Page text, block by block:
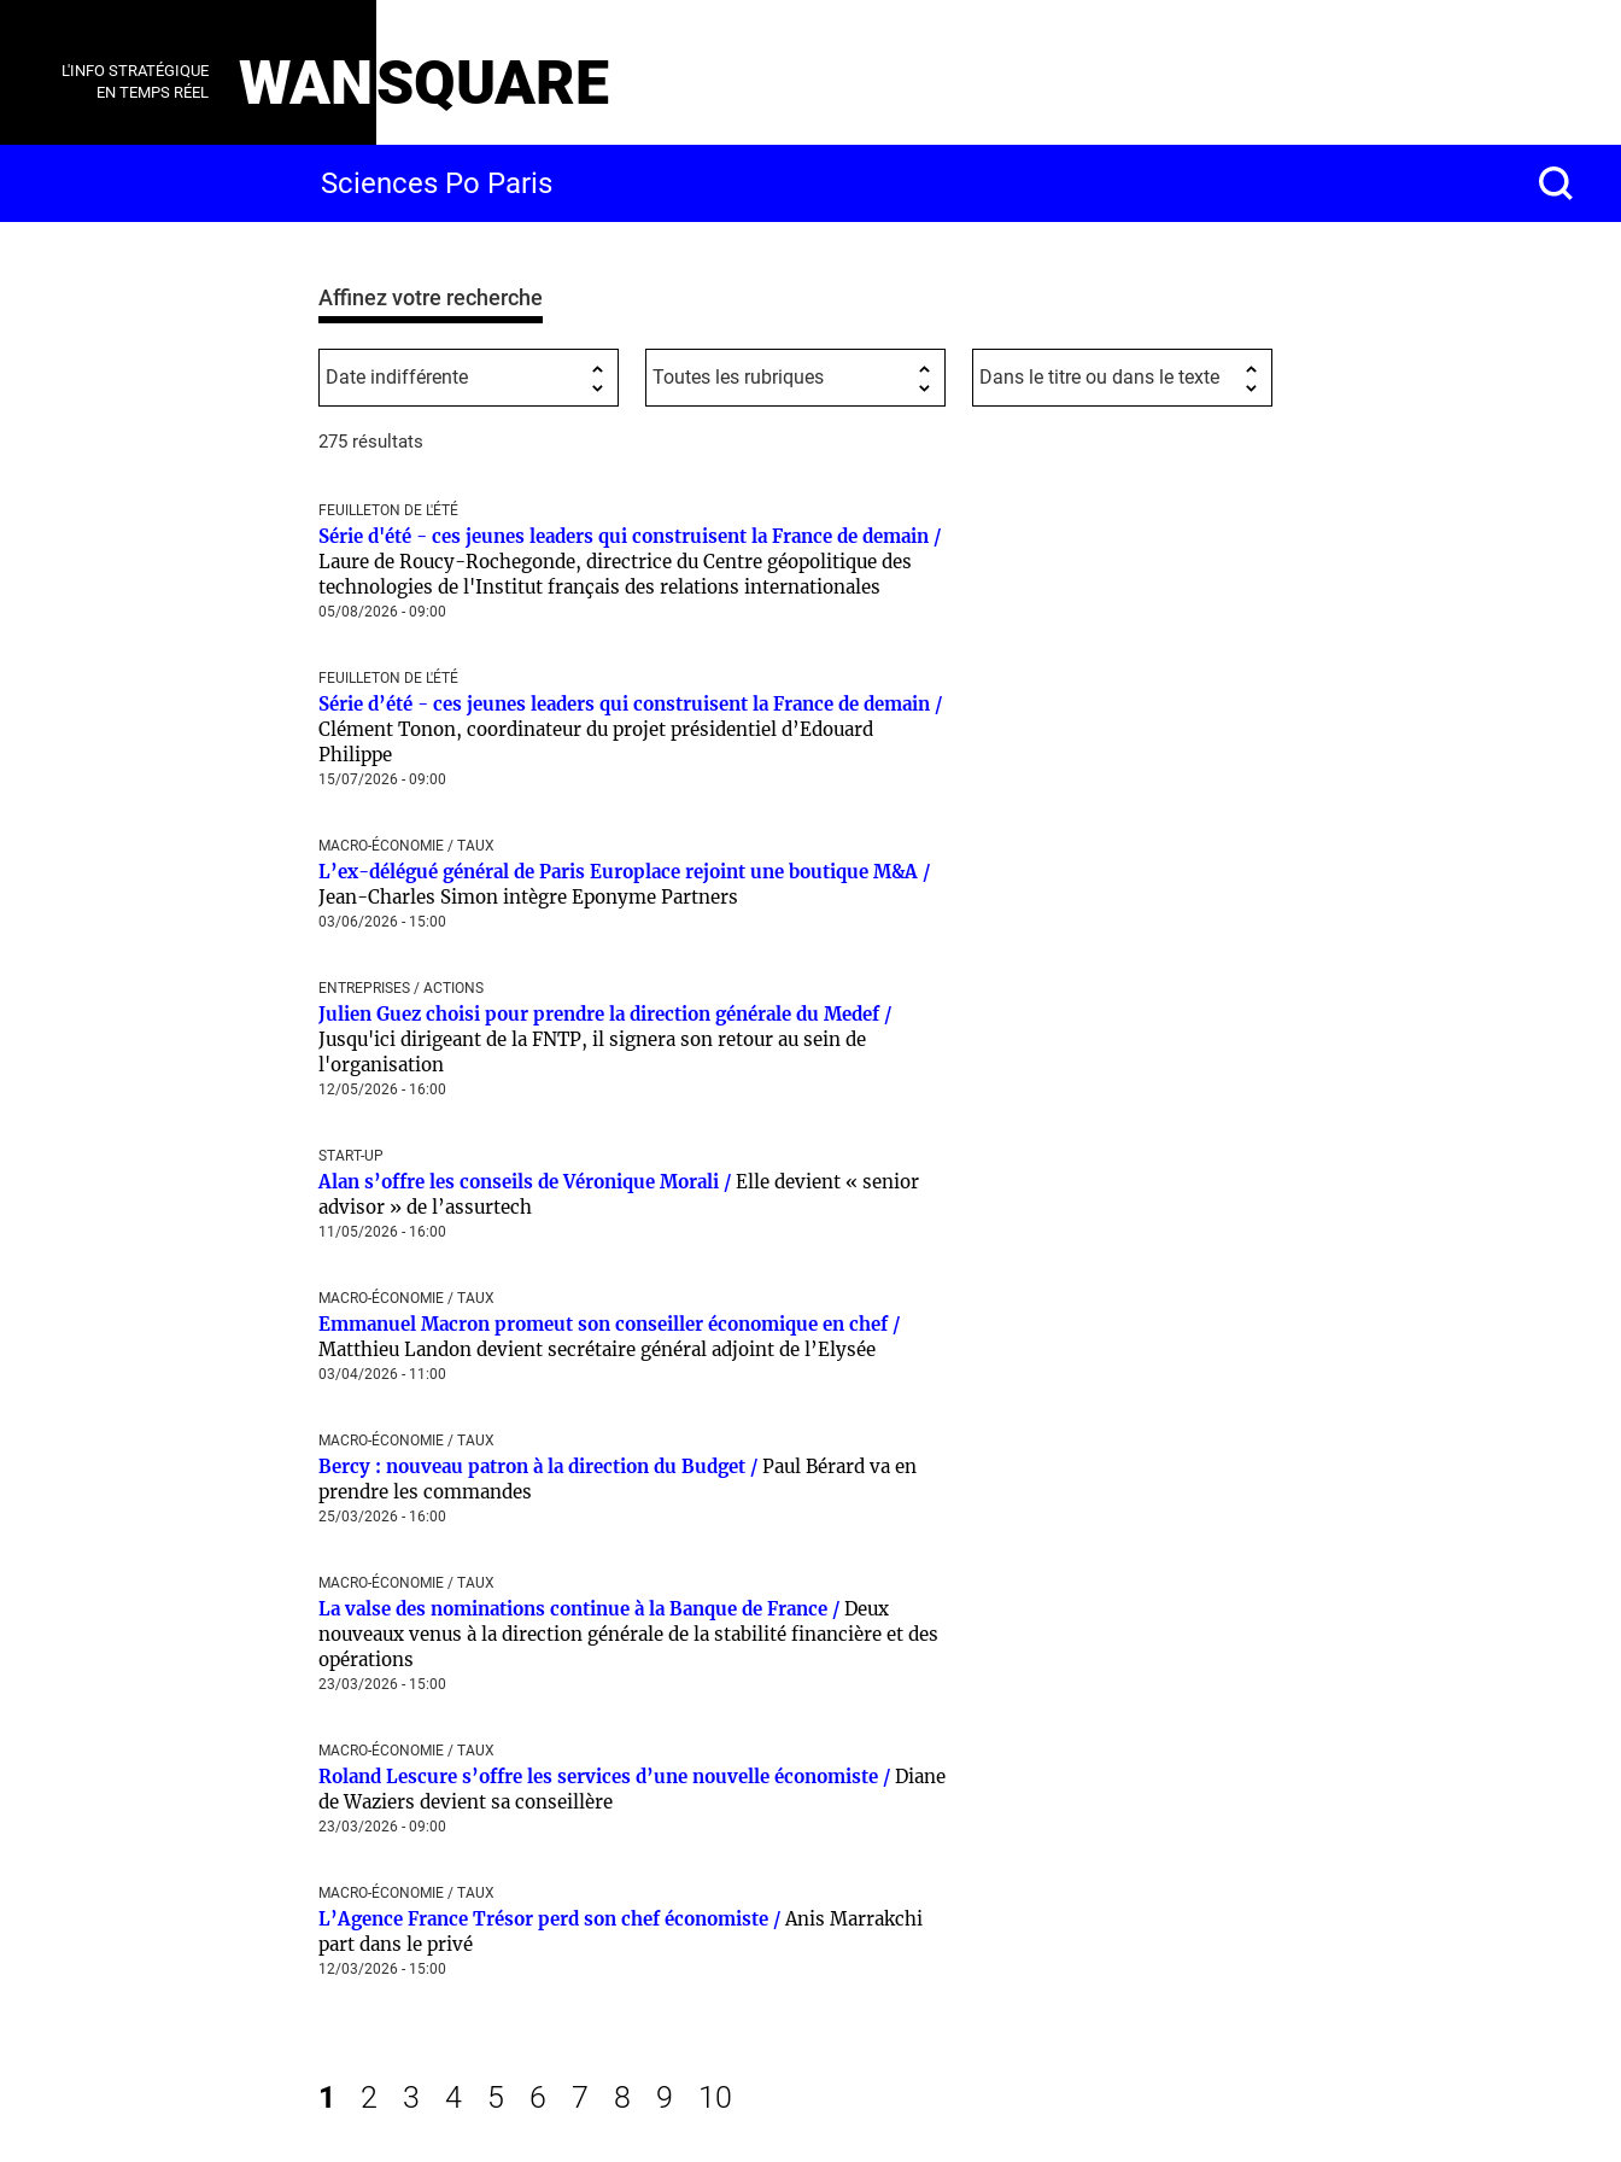
L'INFO STRATÉGIQUE
EN TEMPS RÉEL
WANSQUARE
Affinez votre recherche
275 résultats
FEUILLETON DE L'ÉTÉ
Série d'été - ces jeunes leaders qui construisent la France de demain /
Laure de Roucy-Rochegonde, directrice du Centre géopolitique des
technologies de l'Institut français des relations internationales
05/08/2026 - 09:00
FEUILLETON DE L'ÉTÉ
Série d’été - ces jeunes leaders qui construisent la France de demain /
Clément Tonon, coordinateur du projet présidentiel d’Edouard
Philippe
15/07/2026 - 09:00
MACRO-ÉCONOMIE / TAUX
L’ex-délégué général de Paris Europlace rejoint une boutique M&A /
Jean-Charles Simon intègre Eponyme Partners
03/06/2026 - 15:00
ENTREPRISES / ACTIONS
Julien Guez choisi pour prendre la direction générale du Medef /
Jusqu'ici dirigeant de la FNTP, il signera son retour au sein de
l'organisation
12/05/2026 - 16:00
START-UP
Alan s’offre les conseils de Véronique Morali / Elle devient « senior
advisor » de l’assurtech
11/05/2026 - 16:00
MACRO-ÉCONOMIE / TAUX
Emmanuel Macron promeut son conseiller économique en chef /
Matthieu Landon devient secrétaire général adjoint de l’Elysée
03/04/2026 - 11:00
MACRO-ÉCONOMIE / TAUX
Bercy : nouveau patron à la direction du Budget / Paul Bérard va en
prendre les commandes
25/03/2026 - 16:00
MACRO-ÉCONOMIE / TAUX
La valse des nominations continue à la Banque de France / Deux
nouveaux venus à la direction générale de la stabilité financière et des
opérations
23/03/2026 - 15:00
MACRO-ÉCONOMIE / TAUX
Roland Lescure s’offre les services d’une nouvelle économiste / Diane
de Waziers devient sa conseillère
23/03/2026 - 09:00
MACRO-ÉCONOMIE / TAUX
L’Agence France Trésor perd son chef économiste /Anis Marrakchi
part dans le privé
12/03/2026 - 15:00
1 2 3 4 5 6 7 8 9 10